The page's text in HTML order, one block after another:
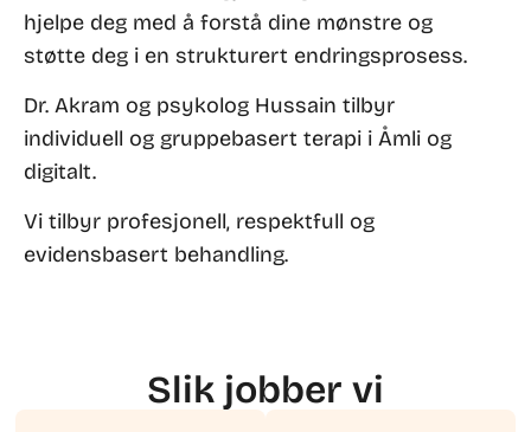
hjelpe deg med å forstå dine mønstre og
støtte deg i en strukturert endringsprosess.
Dr. Akram og psykolog Hussain tilbyr
individuell og gruppebasert terapi i Åmli og
digitalt.
Vi tilbyr profesjonell, respektfull og
evidensbasert behandling.
Slik jobber vi